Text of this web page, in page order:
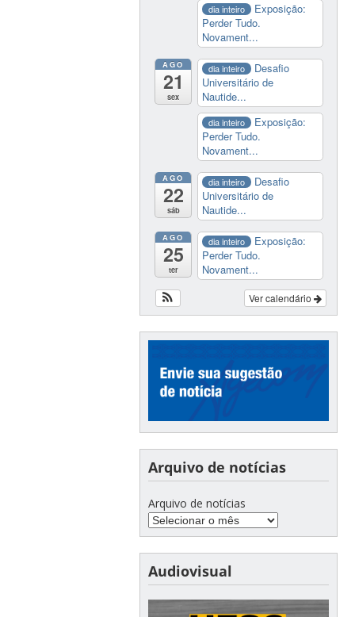
dia inteiro
Exposição:
Perder Tudo.
Novament...
AGO
21
sex
dia inteiro
Desafio
Universitário de
Nautide...
dia inteiro
Exposição:
Perder Tudo.
Novament...
AGO
22
sáb
dia inteiro
Desafio
Universitário de
Nautide...
AGO
25
ter
dia inteiro
Exposição:
Perder Tudo.
Novament...
Ver calendário
Arquivo de notícias
Arquivo de notícias
Audiovisual